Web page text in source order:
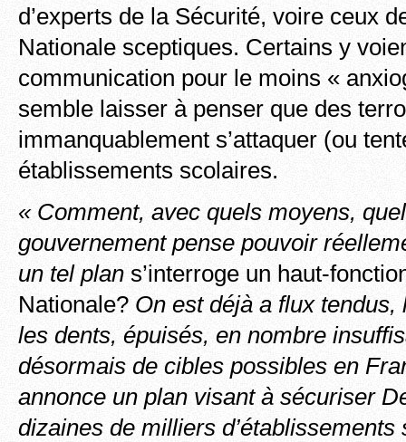
d’experts de la Sécurité, voire ceux
Nationale sceptiques. Certains y
communication pour le moins «
semble laisser à penser que des
immanquablement s’attaquer (ou
établissements scolaires.
« Comment, avec quels moyens,
gouvernement pense pouvoir
un tel plan s’interroge un haut-
Nationale? On est déjà a flux
les dents, épuisés, en nombre
désormais de cibles possibles en
annonce un plan visant à sécuriser
dizaines de milliers